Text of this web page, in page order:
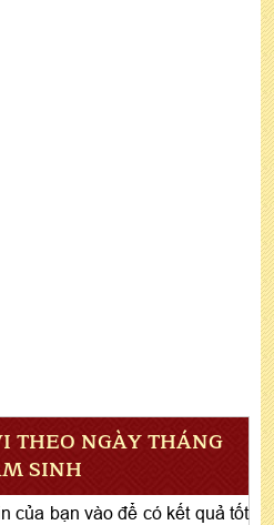
THEO NGÀY THÁNG
SINH
của bạn vào để có kết quả tốt